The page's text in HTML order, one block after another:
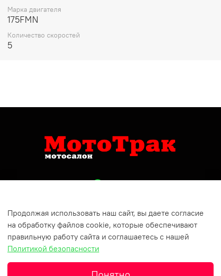
Марка двигателя
175FMN
Количество скоростей
5
+79809150732
Респ Татарстан, г Бугульма, ул Хусаина Ямашева, д 10
Продолжая использовать наш сайт, вы даете согласие
на обработку файлов cookie, которые обеспечивают
правильную работу сайта и соглашаетесь с нашей
Политикой безопасности